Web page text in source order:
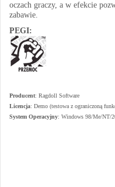
oczach graczy, a w efekcie
zabawie.
PEGI:
Producent: Ragdoll Software
Licencja: Demo (testowa z ograniczoną
System Operacyjny: Windows 98/Me/NT/